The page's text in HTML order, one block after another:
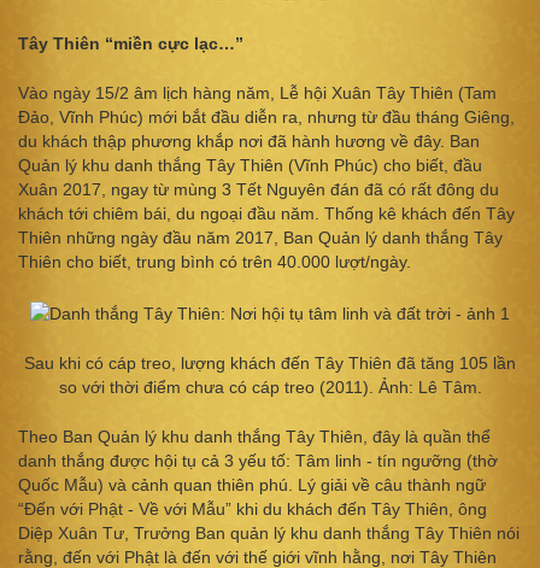
Tây Thiên “miền cực lạc…”
Vào ngày 15/2 âm lịch hàng năm, Lễ hội Xuân Tây Thiên (Tam
Đảo, Vĩnh Phúc) mới bắt đầu diễn ra, nhưng từ đầu tháng Giêng,
du khách thập phương khắp nơi đã hành hương về đây. Ban
Quản lý khu danh thắng Tây Thiên (Vĩnh Phúc) cho biết, đầu
Xuân 2017, ngay từ mùng 3 Tết Nguyên đán đã có rất đông du
khách tới chiêm bái, du ngoại đầu năm. Thống kê khách đến Tây
Thiên những ngày đầu năm 2017, Ban Quản lý danh thắng Tây
Thiên cho biết, trung bình có trên 40.000 lượt/ngày.
Sau khi có cáp treo, lượng khách đến Tây Thiên đã tăng 105 lần
so với thời điểm chưa có cáp treo (2011). Ảnh: Lê Tâm.
Theo Ban Quản lý khu danh thắng Tây Thiên, đây là quần thể
danh thắng được hội tụ cả 3 yếu tố: Tâm linh - tín ngưỡng (thờ
Quốc Mẫu) và cảnh quan thiên phú. Lý giải về câu thành ngữ
“Đến với Phật - Về với Mẫu” khi du khách đến Tây Thiên, ông
Diệp Xuân Tư, Trưởng Ban quản lý khu danh thắng Tây Thiên nói
rằng, đến với Phật là đến với thế giới vĩnh hằng, nơi Tây Thiên